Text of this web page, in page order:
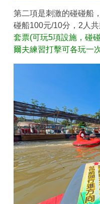
第二項是刺激的碰碰船
碰船100元/10分，2人
套票(可玩5項設施，碰
爾夫練習打擊可各玩一